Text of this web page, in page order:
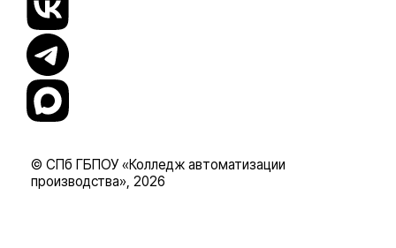
© СПб ГБПОУ «Колледж автоматизации
производства», 2026